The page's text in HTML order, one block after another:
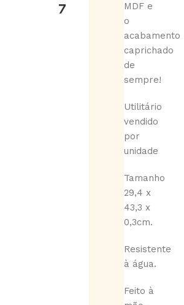
7
MDF e
o
acabamento
caprichado
de
sempre!
Utilitário
vendido
por
unidade
Tamanho
29,4 x
43,3 x
0,3cm.
Resistente
à água.
Feito à